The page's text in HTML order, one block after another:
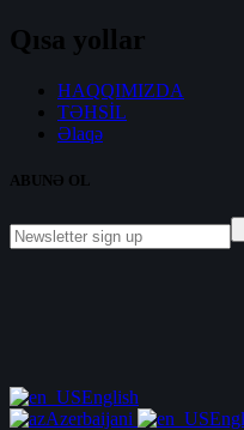
Qısa yollar
HAQQIMIZDA
TƏHSİL
Əlaqə
ABUNƏ OL
English
Azerbaijani